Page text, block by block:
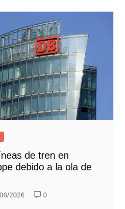
de tren en
debido a la ola de
2026 0